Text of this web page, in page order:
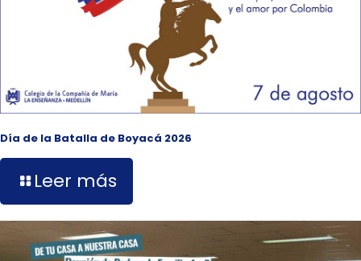
Día de la Batalla de Boyacá 2026
Leer más